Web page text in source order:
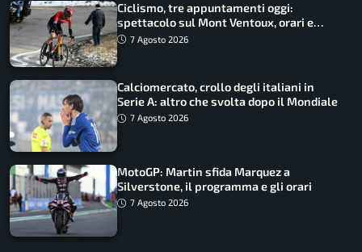
Ciclismo, tre appuntamenti oggi:
spettacolo sul Mont Ventoux, orari e
come vederli
7 Agosto 2026
Calciomercato, crollo degli italiani in
Serie A: altro che svolta dopo il Mondiale
7 Agosto 2026
MotoGP: Martin sfida Marquez a
Silverstone, il programma e gli orari
7 Agosto 2026